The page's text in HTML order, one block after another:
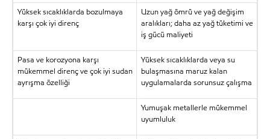
Yüksek sıcaklıklarda bozulmaya
karşı çok iyi direnç
Uzun yağ ömrü ve yağ değişim
aralıkları; daha az yağ tüketimi ve
iş gücü maliyeti
Pasa ve korozyona karşı
mükemmel direnç ve çok iyi sudan
ayrışma özelliği
Yüksek sıcaklıklarda veya su
bulaşmasına maruz kalan
uygulamalarda sorunsuz çalışma
Yumuşak metallerle mükemmel
uyumluluk